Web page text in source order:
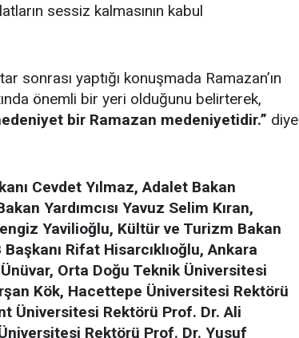
sessiz kalmasının kabul
sonrası yaptığı konuşmada Ramazan’ın
önemli bir yeri olduğunu belirterek,
bir Ramazan medeniyetidir.” diye
Cevdet Yılmaz, Adalet Bakan
Yardımcısı Yavuz Selim Kıran,
Yavilioğlu, Kültür ve Turizm Bakan
Rifat Hisarcıklıoğlu, Ankara
Orta Doğu Teknik Üniversitesi
Kök, Hacettepe Üniversitesi Rektörü
Üniversitesi Rektörü Prof. Dr. Ali
Rektörü Prof. Dr. Yusuf